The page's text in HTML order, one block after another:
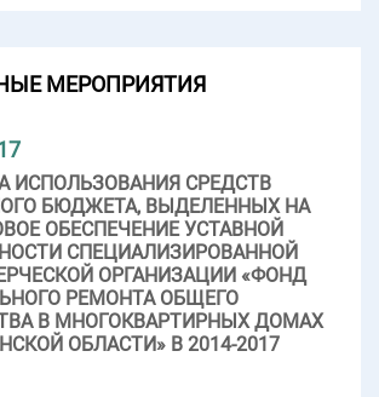
МЕРОПРИЯТИЯ
ИСПОЛЬЗОВАНИЯ СРЕДСТВ
БЮДЖЕТА, ВЫДЕЛЕННЫХ НА
ОБЕСПЕЧЕНИЕ УСТАВНОЙ
СПЕЦИАЛИЗИРОВАННОЙ
ОРГАНИЗАЦИИ «ФОНД
РЕМОНТА ОБЩЕГО
В МНОГОКВАРТИРНЫХ ДОМАХ
ОБЛАСТИ» В 2014-2017